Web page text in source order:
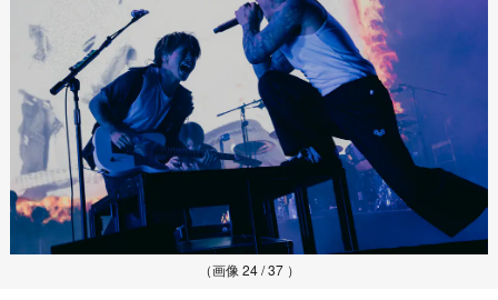
（画像 24 / 37 ）